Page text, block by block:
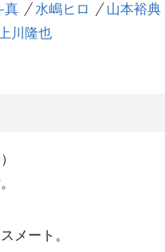
真 水嶋ヒロ 山本裕典
上川隆也
）
メート。